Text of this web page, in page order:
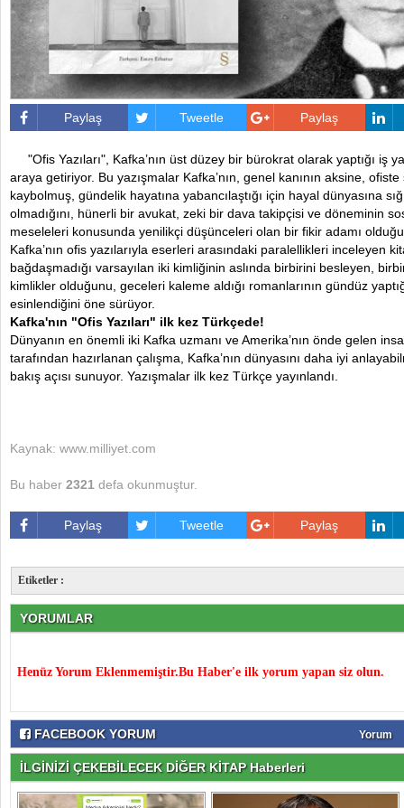
Paylaş Tweetle Paylaş
"Ofis Yazıları", Kafka’nın üst düzey bir bürokrat olarak yaptığı iş
araya getiriyor. Bu yazışmalar Kafka’nın, genel kanının aksine, ofiste
kaybolmuş, gündelik hayatına yabancılaştığı için hayal dünyasına
olmadığını, hünerli bir avukat, zeki bir dava takipçisi ve döneminin
meseleleri konusunda yenilikçi düşünceleri olan bir fikir adamı
Kafka’nın ofis yazılarıyla eserleri arasındaki paralellikleri inceleyen
bağdaşmadığı varsayılan iki kimliğinin aslında birbirini besleyen,
kimlikler olduğunu, geceleri kaleme aldığı romanlarının gündüz
esinlendiğini öne sürüyor.
Kafka'nın "Ofis Yazıları" ilk kez Türkçede!
Dünyanın en önemli iki Kafka uzmanı ve Amerika’nın önde gelen
tarafından hazırlanan çalışma, Kafka’nın dünyasını daha iyi
bakış açısı sunuyor. Yazışmalar ilk kez Türkçe yayınlandı.
Kaynak: www.milliyet.com
Bu haber 2321 defa okunmuştur.
Paylaş Tweetle Paylaş
Etiketler :
YORUMLAR
Henüz Yorum Eklenmemiştir.Bu Haber'e ilk yorum yapan siz olun.
FACEBOOK YORUM Yorum
İLGİNİZİ ÇEKEBİLECEK DİĞER KİTAP Haberleri